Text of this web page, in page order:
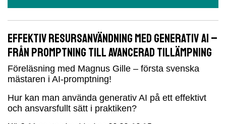
Effektiv resursanvändning med generativ AI –
från promptning till avancerad tillämpning
Föreläsning med Magnus Gille – första svenska
mästaren i AI-promptning!
Hur kan man använda generativ AI på ett effektivt
och ansvarsfullt sätt i praktiken?